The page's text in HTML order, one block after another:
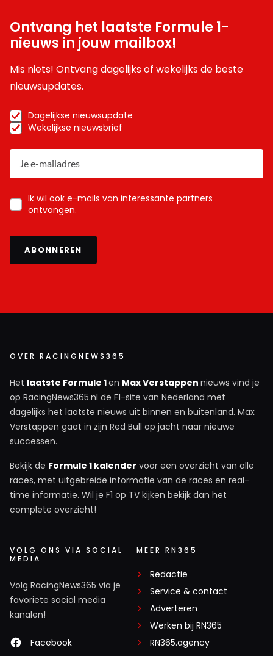
Ontvang het laatste Formule 1-
nieuws in jouw mailbox!
Mis niets! Ontvang dagelijks of wekelijks de beste
nieuwsupdates.
Dagelijkse nieuwsupdate
Wekelijkse nieuwsbrief
Ik wil ook e-mails van interessante partners
ontvangen.
ABONNEREN
OVER RACINGNEWS365
Het laatste Formule 1en Max Verstappen nieuws vind je
op RacingNews365.nl de F1-site van Nederland met
dagelijks het laatste nieuws uit binnen en buitenland. Max
Verstappen gaat in zijn Red Bull op jacht naar nieuwe
successen.
Bekijk de Formule 1 kalender voor een overzicht van alle
races, met uitgebreide informatie van de races en real-
time informatie. Wil je F1 op TV kijken bekijk dan het
complete overzicht!
VOLG ONS VIA SOCIAL
MEDIA
Volg RacingNews365 via je
favoriete social media
kanalen!
Facebook
MEER RN365
Redactie
Service & contact
Adverteren
Werken bij RN365
RN365.agency